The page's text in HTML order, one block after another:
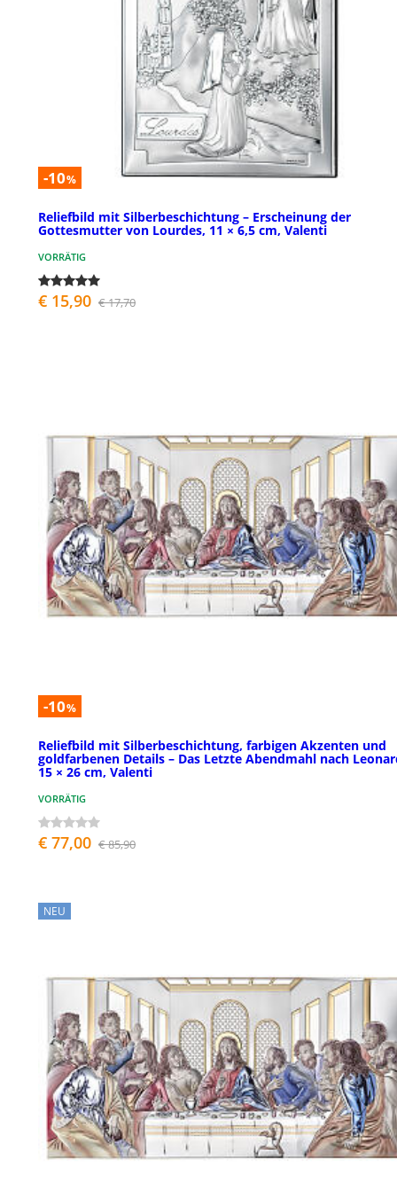
-10%
Reliefbild mit Silberbeschichtung – Erscheinung der
Gottesmutter von Lourdes, 11 × 6,5 cm, Valenti
VORRÄTIG
€ 15,90 € 17,70
-10%
Reliefbild mit Silberbeschichtung, farbigen Akzenten und
goldfarbenen Details – Das Letzte Abendmahl nach
15 × 26 cm, Valenti
VORRÄTIG
€ 77,00 € 85,90
NEU